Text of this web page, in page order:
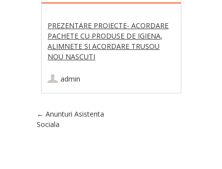
PREZENTARE PROIECTE- ACORDARE
PACHETE CU PRODUSE DE IGIENA,
ALIMNETE SI ACORDARE TRUSOU
NOU NASCUTI
admin
Post navigation
← Anunturi Asistenta
Sociala